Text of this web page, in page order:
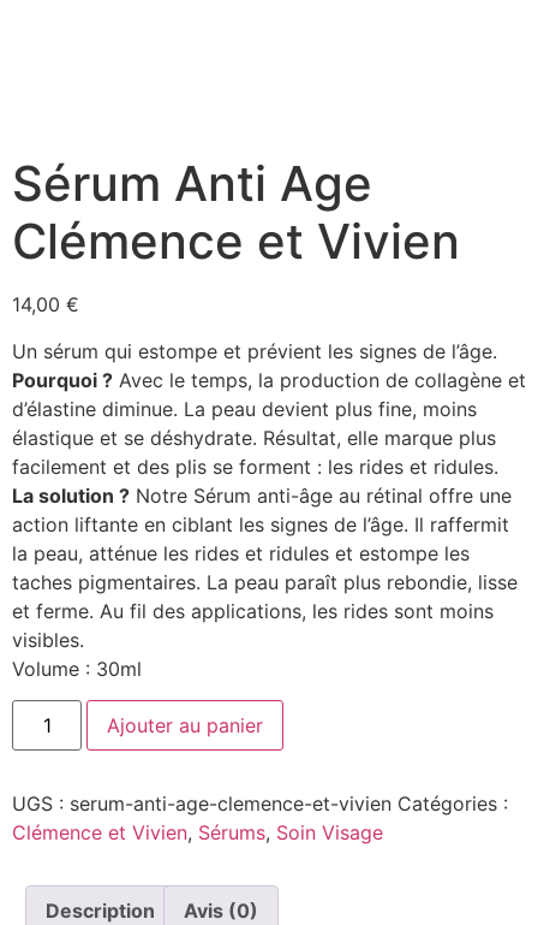
Sérum Anti Age
Clémence et Vivien
14,00 €
Un sérum qui estompe et prévient les signes de l’âge.
Pourquoi ? Avec le temps, la production de collagène et
d’élastine diminue. La peau devient plus fine, moins
élastique et se déshydrate. Résultat, elle marque plus
facilement et des plis se forment : les rides et ridules.
La solution ? Notre Sérum anti-âge au rétinal offre une
action liftante en ciblant les signes de l’âge. Il raffermit
la peau, atténue les rides et ridules et estompe les
taches pigmentaires. La peau paraît plus rebondie, lisse
et ferme. Au fil des applications, les rides sont moins
visibles.
Volume : 30ml
Ajouter au panier
UGS : serum-anti-age-clemence-et-vivien Catégories :
Clémence et Vivien, Sérums, Soin Visage
Description Avis (0)